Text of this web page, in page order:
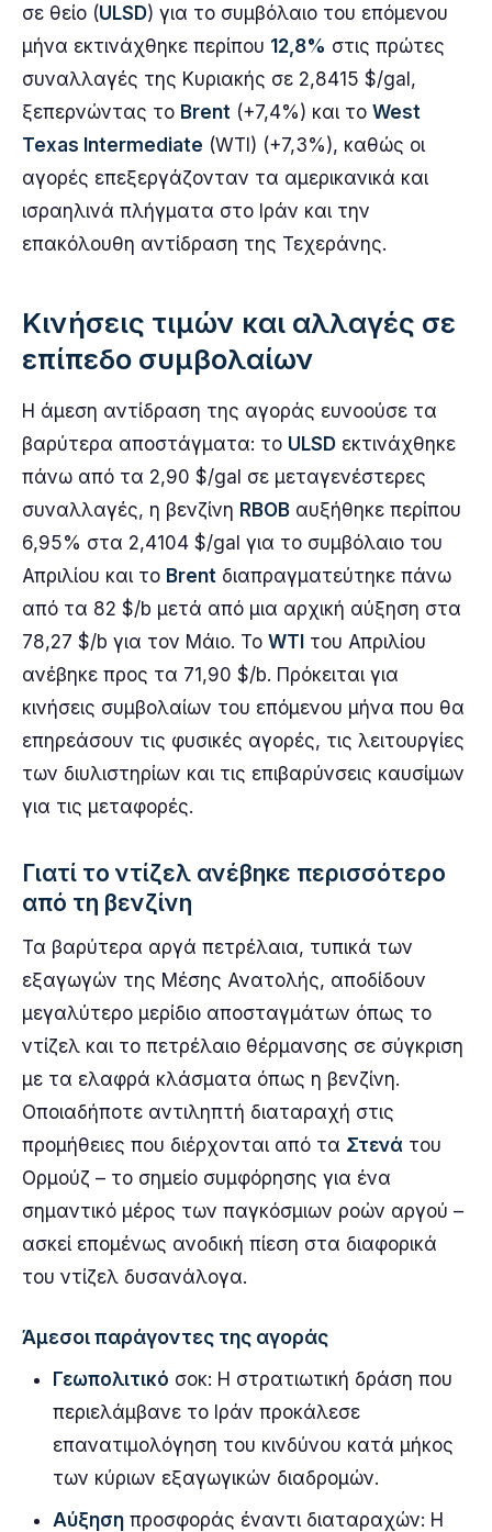
σε θείο (ULSD) για το συμβόλαιο του επόμενου
μήνα εκτινάχθηκε περίπου 12,8% στις πρώτες
συναλλαγές της Κυριακής σε 2,8415 $/gal,
ξεπερνώντας το Brent (+7,4%) και το West
Texas Intermediate (WTI) (+7,3%), καθώς οι
αγορές επεξεργάζονταν τα αμερικανικά και
ισραηλινά πλήγματα στο Ιράν και την
επακόλουθη αντίδραση της Τεχεράνης.
Κινήσεις τιμών και αλλαγές σε
επίπεδο συμβολαίων
Η άμεση αντίδραση της αγοράς ευνοούσε τα
βαρύτερα αποστάγματα: το ULSD εκτινάχθηκε
πάνω από τα 2,90 $/gal σε μεταγενέστερες
συναλλαγές, η βενζίνη RBOB αυξήθηκε περίπου
6,95% στα 2,4104 $/gal για το συμβόλαιο του
Απριλίου και το Brent διαπραγματεύτηκε πάνω
από τα 82 $/b μετά από μια αρχική αύξηση στα
78,27 $/b για τον Μάιο. Το WTI του Απριλίου
ανέβηκε προς τα 71,90 $/b. Πρόκειται για
κινήσεις συμβολαίων του επόμενου μήνα που θα
επηρεάσουν τις φυσικές αγορές, τις λειτουργίες
των διυλιστηρίων και τις επιβαρύνσεις καυσίμων
για τις μεταφορές.
Γιατί το ντίζελ ανέβηκε περισσότερο
από τη βενζίνη
Τα βαρύτερα αργά πετρέλαια, τυπικά των
εξαγωγών της Μέσης Ανατολής, αποδίδουν
μεγαλύτερο μερίδιο αποσταγμάτων όπως το
ντίζελ και το πετρέλαιο θέρμανσης σε σύγκριση
με τα ελαφρά κλάσματα όπως η βενζίνη.
Οποιαδήποτε αντιληπτή διαταραχή στις
προμήθειες που διέρχονται από τα Στενά του
Ορμούζ – το σημείο συμφόρησης για ένα
σημαντικό μέρος των παγκόσμιων ροών αργού –
ασκεί επομένως ανοδική πίεση στα διαφορικά
του ντίζελ δυσανάλογα.
Άμεσοι παράγοντες της αγοράς
Γεωπολιτικό σοκ: Η στρατιωτική δράση που
περιελάμβανε το Ιράν προκάλεσε
επανατιμολόγηση του κινδύνου κατά μήκος
των κύριων εξαγωγικών διαδρομών.
Αύξηση προσφοράς έναντι διαταραχών: Η